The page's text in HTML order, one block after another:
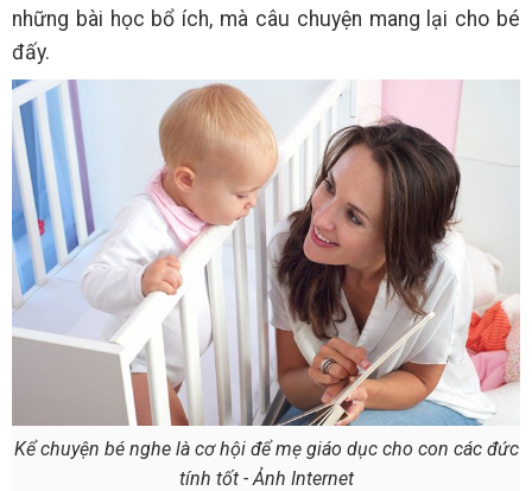
những bài học bổ ích, mà câu chuyện mang lại cho bé
đấy.
Kể chuyện bé nghe là cơ hội để mẹ giáo dục cho con các đức
tính tốt - Ảnh Internet